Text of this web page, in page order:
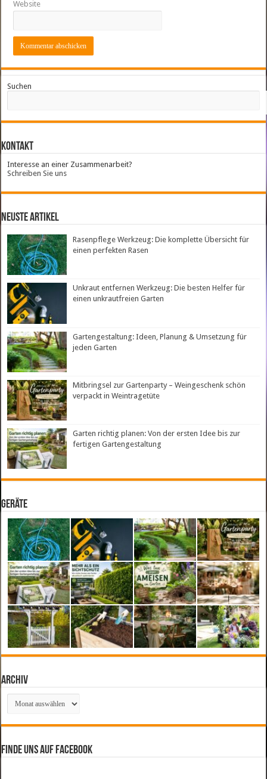
Website
Suchen
Kontakt
Interesse an einer Zusammenarbeit?
Schreiben Sie uns
neuste Artikel
Rasenpflege Werkzeug: Die komplette Übersicht für
einen perfekten Rasen
Unkraut entfernen Werkzeug: Die besten Helfer für
einen unkrautfreien Garten
Gartengestaltung: Ideen, Planung & Umsetzung für
jeden Garten
Mitbringsel zur Gartenparty – Weingeschenk schön
verpackt in Weintragetüte
Garten richtig planen: Von der ersten Idee bis zur
fertigen Gartengestaltung
Geräte
Archiv
Archiv
Finde uns auf Facebook